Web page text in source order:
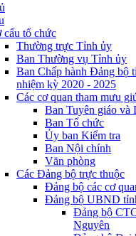
cấu tổ chức
Thường trực Tỉnh ủy
Ban Thường vụ Tỉnh ủy
Ban Chấp hành Đảng bộ
nhiệm kỳ 2020 - 2025
Các cơ quan tham mưu
Ban Tuyên giáo và
Ban Tổ chức
Ủy ban Kiểm tra
Ban Nội chính
Văn phòng
Các Đảng bộ trực thuộc
Đảng bộ các cơ
Đảng bộ UBND
Đảng bộ
Nguyên